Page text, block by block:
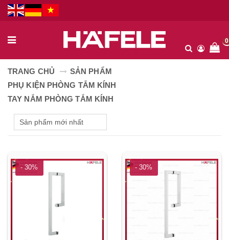
0
TRANG CHỦ
SẢN PHẨM
PHỤ KIỆN PHÒNG TẮM KÍNH
TAY NẮM PHÒNG TẮM KÍNH
- 30% - 30%